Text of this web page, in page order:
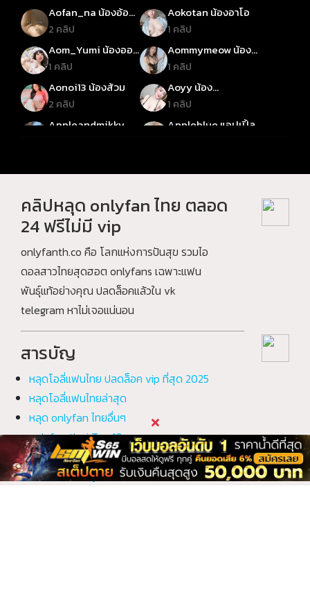
Aofan_na น้องอ้อ
ฟ้า_นะ
2 คลิป
Aokotan น้องอาโอ
1 คลิป
Aom_Yumi น้องออม
ยูมิ
1 คลิป
Aommymeow น้อง
ออมมี่เหมียว
1 คลิป
Aonoi13 น้องส้วม
2 คลิป
Aoyy น้อง
ออย600CC
1 คลิป
Appleandmikky Appleblue แอปเปิ้ล
พริล
3 คลิป 4 คลิป
Ashiyourlove อาชิ
3 คลิป
Asian_sexdoll เอ
เซียเซ็กดอล
1 คลิป
Atommie น้องอตอม
มี่
1 คลิป 3 คลิป
Babybai เบบี้ใบ
1 คลิป
Babyjee เบบี้จี
2 คลิป
Babymelon เบบี้เม
1 คลิป 2 คลิป
Bangna_Outdoor
บางนา_เอาท์ดอร์
Bbiibiiee บีบี๋
1 คลิป
bbooble บูเบิ้ล
Beeneswing บี
3 คลิป เบียร์ เดอะวอยซ์
1 คลิป
Beer the voice
เบียร์ เดอะวอยซ์
2 คลิป
Bestzabzeed เบส
แซ่บซี๊ด
1 คลิป
คลิปหลุด onlyfan ไทย ตลอด
24 ฟรีไม่มี vip
onlyfanth.co คือ โลกแห่งการปันสุข รวมไอ
ดอลสาวไทยสุดฮอต onlyfans เฉพาะแฟน
พันธุ์แท้อย่างคุณ ปลดล็อคแล้วใน vk
telegram หาไม่เจอแน่นอน
สารบัญ
หลุดโอลี่แฟนไทย ปลดล็อค vip ที่สุด 2025
หลุดโอลี่แฟนไทยล่าสุด
หลุด onlyfan ไทยอื่นๆ
onlyfan thai Top 10
คลิปหลุด onlyfan ทั้งหมด
อัลบั้มภาพ onlyfan ไทย